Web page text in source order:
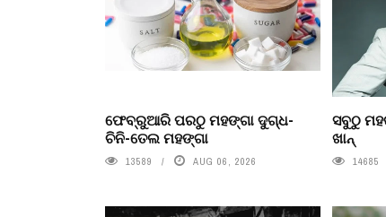
ଫେବ୍ରୁଆରି ପରଠୁ ମହଙ୍ଗା ଦୁଗ୍ଧ-
ଚିନି-ତେଲ ମହଙ୍ଗା
13589 AUG 06, 2026
ସବୁଠୁ
ଖାନ୍
14685